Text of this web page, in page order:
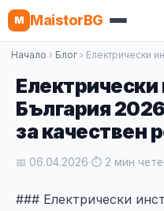
M MaistorBG
Начало › Блог › Електрически
България
за качествен
📅 06.04.2026·⏱ 2 мин
### Електрически